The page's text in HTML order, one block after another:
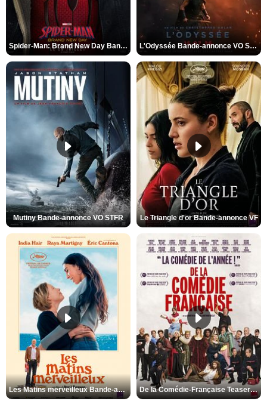
Spider-Man: Brand New Day Bande-annonce VO STFR L'Odyssée Bande-annonce VO STFR
Mutiny Bande-annonce VO STFR Le Triangle d'or Bande-annonce VF
Les Matins merveilleux Bande-annonce VF De la Comédie-Française Teaser VF